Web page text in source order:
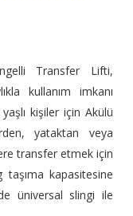
Transfer Lifti,
kullanım imkanı
kişiler için Akülü
yataktan veya
transfer etmek için
kapasitesine
üniversal slingi ile